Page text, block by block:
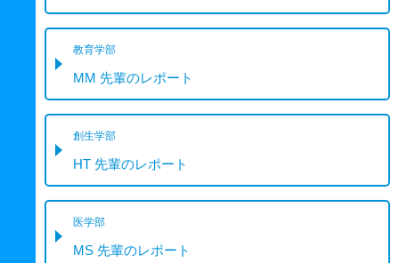
教育学部
MM 先輩のレポート
創生学部
HT 先輩のレポート
医学部
MS 先輩のレポート